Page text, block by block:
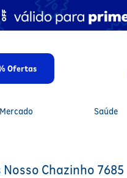
Ofertas
Mercado Saúde
Chazinho 7685